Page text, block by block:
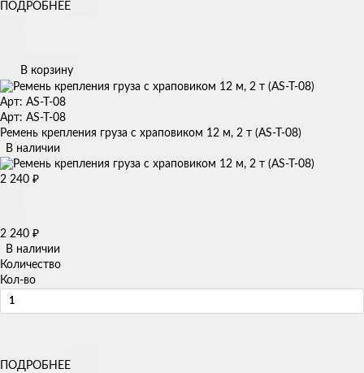
ПОДРОБНЕЕ
В корзину
Арт: AS-T-08
Арт: AS-T-08
Ремень крепления груза с храповиком 12 м, 2 т (AS-T-08)
В наличии
2 240 ₽
2 240 ₽
В наличии
Количество
Кол-во
ПОДРОБНЕЕ